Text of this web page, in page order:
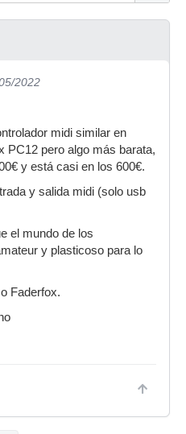
2022
midi similar en
PC12 pero algo más barata,
y está casi en los 600€.
y salida midi (solo usb
el mundo de los
y plasticoso para lo
Faderfox.